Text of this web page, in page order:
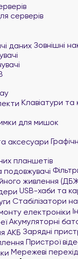
серверів
Зовнішні
Клавіатури та
для мишок
планшетів
USB-хаби та
Стабілізатори
Акумуляторні
Зарядні
Пристрої
Мережеві